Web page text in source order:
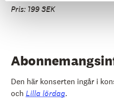
Pris: 199 SEK
Den här konserten ingår i
och Lilla lördag.